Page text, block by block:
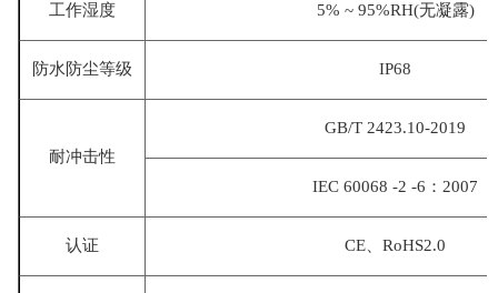
工作湿度 5% ~ 95%RH(无凝露)
防水防尘等级 IP68
耐冲击性
GB/T 2423.10-2019
IEC 60068 -2 -6：2007
认证 CE、RoHS2.0